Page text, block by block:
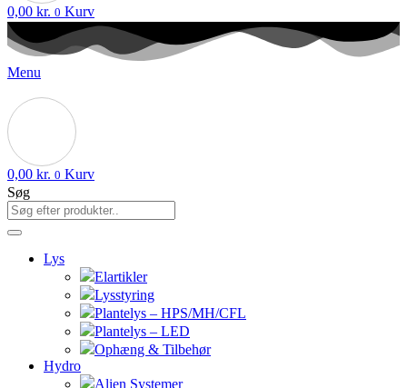
0,00 kr. 0 Kurv
Menu
0,00 kr. 0 Kurv
Søg
Lys
Elartikler
Lysstyring
Plantelys – HPS/MH/CFL
Plantelys – LED
Ophæng & Tilbehør
Hydro
Alien Systemer